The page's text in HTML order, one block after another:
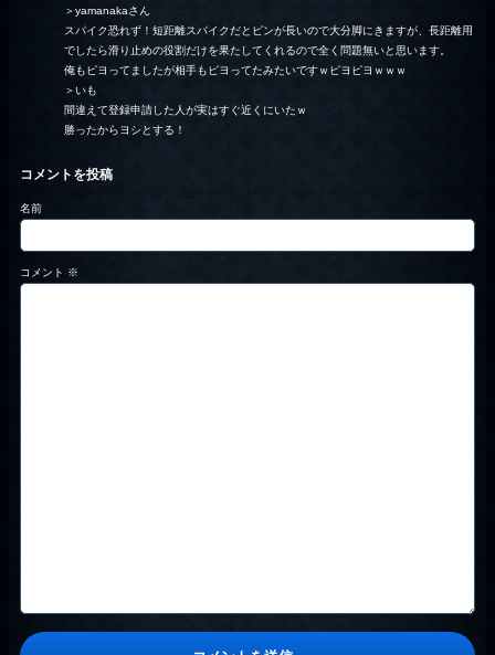
＞yamanakaさん
スパイク恐れず！短距離スパイクだとピンが長いので大分脚にきますが、長距離用
でしたら滑り止めの役割だけを果たしてくれるので全く問題無いと思います。
俺もピヨってましたが相手もピヨってたみたいですｗピヨピヨｗｗｗ
＞いも
間違えて登録申請した人が実はすぐ近くにいたｗ
勝ったからヨシとする！
コメントを投稿
名前
コメント ※